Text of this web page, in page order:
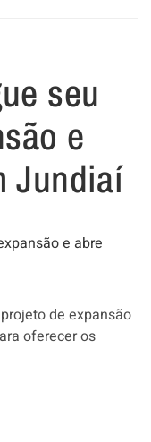
seu
e
Jundiaí
de expansão
oferecer os